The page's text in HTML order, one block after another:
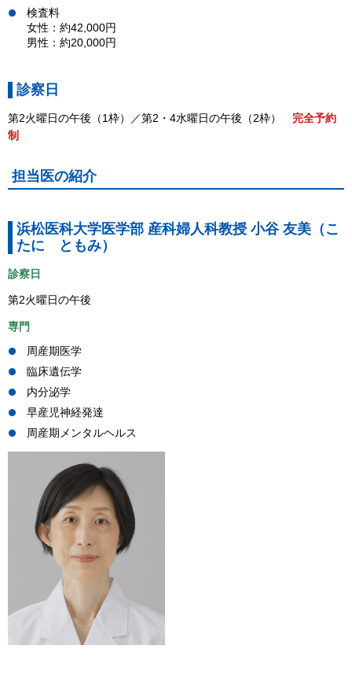
検査料
女性：約42,000円
男性：約20,000円
診察日
第2火曜日の午後（1枠）／第2・4水曜日の午後（2枠） 完全予約
制
担当医の紹介
浜松医科大学医学部 産科婦人科教授 小谷 友美（こ
たに ともみ）
診察日
第2火曜日の午後
専門
周産期医学
臨床遺伝学
内分泌学
早産児神経発達
周産期メンタルヘルス